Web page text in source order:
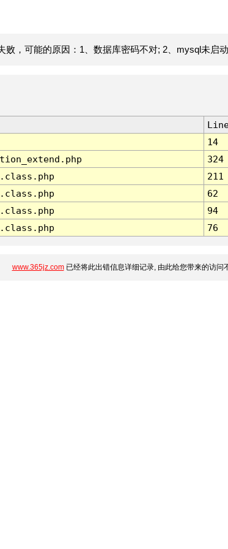
，可能的原因：1、数据库密码不对; 2、mysql未启动
14
324
211
62
94
76
www.365jz.com已经将此出错信息详细记录, 由此给您带来的访问